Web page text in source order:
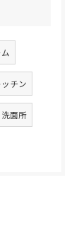
ッチン
洗面所